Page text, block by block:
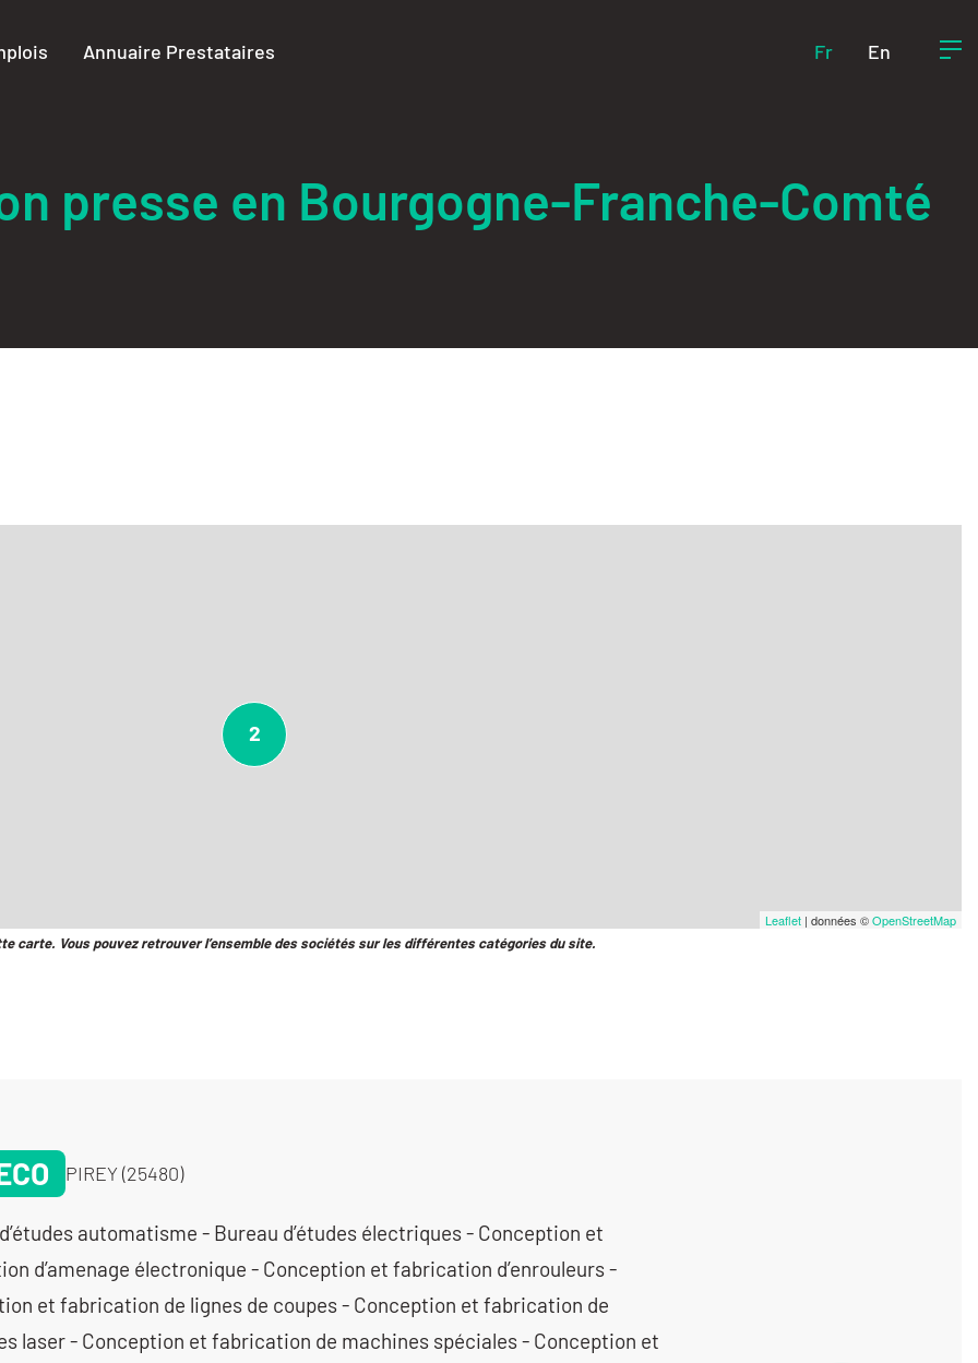
Annuaire Prestataires Fr En
presse en Bourgogne-Franche-Comté
2
Leaflet | données ©OpenStreetMap
Vous pouvez retrouver l’ensemble des sociétés sur les différentes catégories du site.
PIREY (25480)
automatisme - Bureau d’études électriques - Conception et
d’amenage électronique - Conception et fabrication d’enrouleurs -
et fabrication de lignes de coupes - Conception et fabrication de
laser - Conception et fabrication de machines spéciales - Conception et